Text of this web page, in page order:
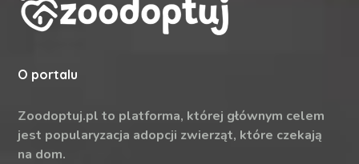
O portalu
Zoodoptuj.pl to platforma, której głównym celem
jest popularyzacja adopcji zwierząt, które czekają
na dom.